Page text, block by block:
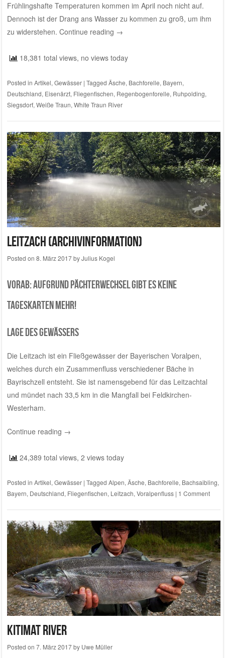
Frühlingshafte Temperaturen kommen im April noch nicht auf.
Dennoch ist der Drang ans Wasser zu kommen zu groß, um ihm
zu widerstehen. Continue reading →
18,381 total views, no views today
Posted in Artikel, Gewässer | Tagged Äsche, Bachforelle, Bayern,
Deutschland, Eisenärzt, Fliegenfischen, Regenbogenforelle, Ruhpolding,
Siegsdorf, Weiße Traun, White Traun River
Leitzach (ARCHIVINFORMATION)
Posted on 8. März 2017byJulius Kogel
VoRAB: Aufgrund Pächterwechsel gibt es keine
Tageskarten mehr!
Lage des Gewässers
Die Leitzach ist ein Fließgewässer der Bayerischen Voralpen,
welches durch ein Zusammenfluss verschiedener Bäche in
Bayrischzell entsteht. Sie ist namensgebend für das Leitzachtal
und mündet nach 33,5 km in die Mangfall bei Feldkirchen-
Westerham.
Continue reading →
24,389 total views, 2 views today
Posted in Artikel, Gewässer | Tagged Alpen, Äsche, Bachforelle, Bachsaibling,
Bayern, Deutschland, Fliegenfischen, Leitzach, Voralpenfluss | 1 Comment
Kitimat River
Posted on 7. März 2017by Uwe Müller